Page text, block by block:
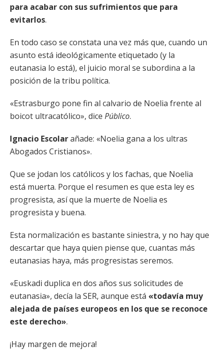
para acabar con sus sufrimientos que para
evitarlos.
En todo caso se constata una vez más que, cuando un
asunto está ideológicamente etiquetado (y la
eutanasia lo está), el juicio moral se subordina a la
posición de la tribu política.
«Estrasburgo pone fin al calvario de Noelia frente al
boicot ultracatólico», dice Público.
Ignacio Escolarañade: «Noelia gana a los ultras
Abogados Cristianos».
Que se jodan los católicos y los fachas, que Noelia
está muerta. Porque el resumen es que esta ley es
progresista, así que la muerte de Noelia es
progresista y buena.
Esta normalización es bastante siniestra, y no hay que
descartar que haya quien piense que, cuantas más
eutanasias haya, más progresistas seremos.
«Euskadi duplica en dos años sus solicitudes de
eutanasia», decía la SER, aunque está «todavía muy
alejada de países europeos en los que se reconoce
este derecho».
¡Hay margen de mejora!